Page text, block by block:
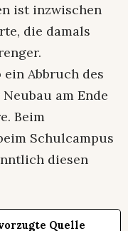
ist inzwischen
die damals
Abbruch des
am Ende
Beim
Schulcampus
diesen
Quelle